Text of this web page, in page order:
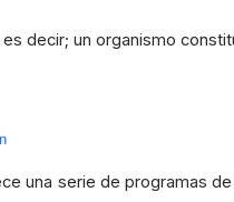
, es decir; un organismo
una serie de programas